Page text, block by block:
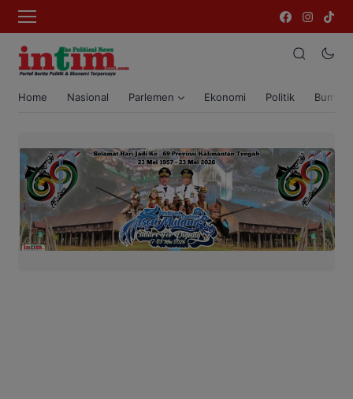
Home Nasional Parlemen Ekonomi Politik Bumi